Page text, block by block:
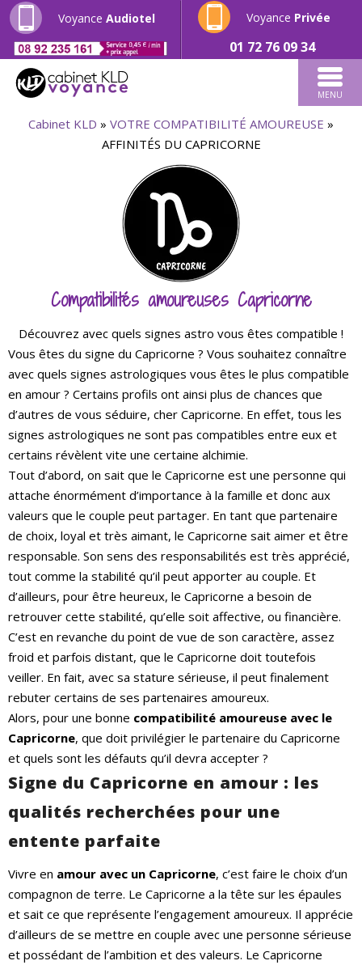
Voyance Audiotel Voyance Privée
01 72 76 09 34
MENU
Cabinet KLD » VOTRE COMPATIBILITÉ AMOUREUSE »
AFFINITÉS DU CAPRICORNE
Compatibilités amoureuses Capricorne
Découvrez avec quels signes astro vous êtes compatible !
Vous êtes du signe du Capricorne ? Vous souhaitez connaître
avec quels signes astrologiques vous êtes le plus compatible
en amour ? Certains profils ont ainsi plus de chances que
d’autres de vous séduire, cher Capricorne. En effet, tous les
signes astrologiques ne sont pas compatibles entre eux et
certains révèlent vite une certaine alchimie.
Tout d’abord, on sait que le Capricorne est une personne qui
attache énormément d’importance à la famille et donc aux
valeurs que le couple peut partager. En tant que partenaire
de choix, loyal et très aimant, le Capricorne sait aimer et être
responsable. Son sens des responsabilités est très apprécié,
tout comme la stabilité qu’il peut apporter au couple. Et
d’ailleurs, pour être heureux, le Capricorne a besoin de
retrouver cette stabilité, qu’elle soit affective, ou financière.
C’est en revanche du point de vue de son caractère, assez
froid et parfois distant, que le Capricorne doit toutefois
veiller. En fait, avec sa stature sérieuse, il peut finalement
rebuter certains de ses partenaires amoureux.
Alors, pour une bonne compatibilité amoureuse avec le
Capricorne, que doit privilégier le partenaire du Capricorne
et quels sont les défauts qu’il devra accepter ?
Signe du Capricorne en amour : les
qualités recherchées pour une
entente parfaite
Vivre en amour avec un Capricorne, c’est faire le choix d’un
compagnon de terre. Le Capricorne a la tête sur les épaules
et sait ce que représente l’engagement amoureux. Il apprécie
d’ailleurs de se mettre en couple avec une personne sérieuse
et possédant de l’ambition et des valeurs. Le Capricorne